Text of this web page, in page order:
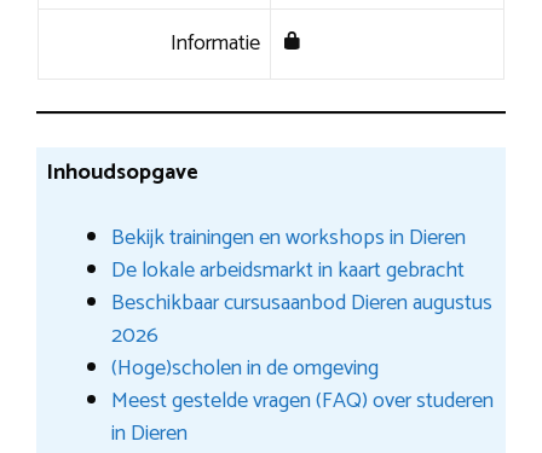
Informatie
Inhoudsopgave
Bekijk trainingen en workshops in Dieren
De lokale arbeidsmarkt in kaart gebracht
Beschikbaar cursusaanbod Dieren augustus
2026
(Hoge)scholen in de omgeving
Meest gestelde vragen (FAQ) over studeren
in Dieren